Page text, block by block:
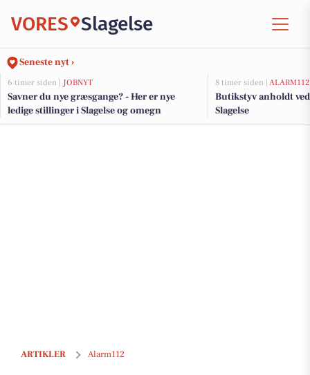
VORES Slagelse
Seneste nyt ›
6 timer siden | JOBNYT
Savner du nye græsgange? - Her er nye
ledige stillinger i Slagelse og omegn
8 timer siden | ALARM112
Butikstyv anholdt
Slagelse
ARTIKLER Alarm112
Utryghedsskabende hændelse på Slagelse Banegård